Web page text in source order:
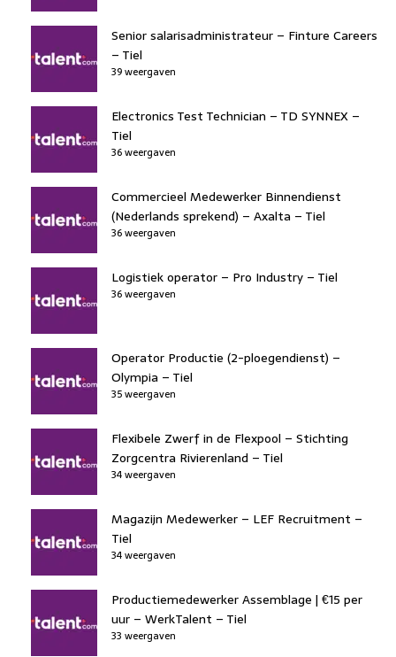
Senior salarisadministrateur – Finture Careers
– Tiel
39 weergaven
Electronics Test Technician – TD SYNNEX –
Tiel
36 weergaven
Commercieel Medewerker Binnendienst
(Nederlands sprekend) – Axalta – Tiel
36 weergaven
Logistiek operator – Pro Industry – Tiel
36 weergaven
Operator Productie (2-ploegendienst) –
Olympia – Tiel
35 weergaven
Flexibele Zwerf in de Flexpool – Stichting
Zorgcentra Rivierenland – Tiel
34 weergaven
Magazijn Medewerker – LEF Recruitment –
Tiel
34 weergaven
Productiemedewerker Assemblage | €15 per
uur – WerkTalent – Tiel
33 weergaven